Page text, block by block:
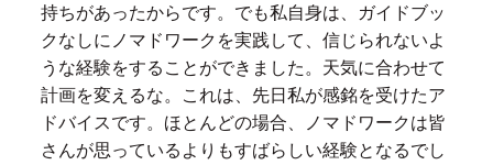
持ちがあったからです。でも私自身は、ガイドブッ
クなしにノマドワークを実践して、信じられないよ
うな経験をすることができました。天気に合わせて
計画を変えるな。これは、先日私が感銘を受けたア
ドバイスです。ほとんどの場合、ノマドワークは皆
さんが思っているよりもすばらしい経験となるでし